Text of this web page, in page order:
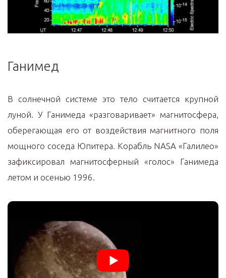
Ганимед
В солнечной системе это тело считается крупной
луной. У Ганимеда «разговаривает» магнитосфера,
оберегающая его от воздействия магнитного поля
мощного соседа Юпитера. Корабль NАSА «Галилео»
зафиксировал магнитосферный «голос» Ганимеда
летом и осенью 1996.